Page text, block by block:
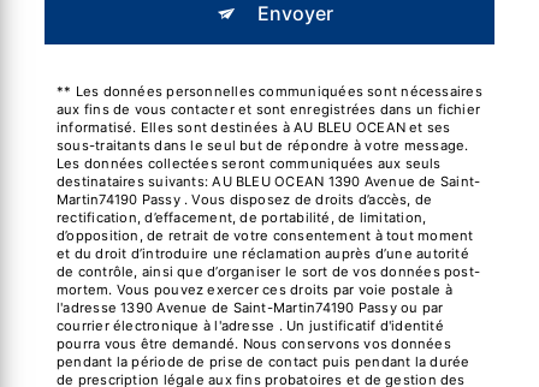
Envoyer
** Les données personnelles communiquées sont nécessaires
aux fins de vous contacter et sont enregistrées dans un fichier
informatisé. Elles sont destinées à AU BLEU OCEAN et ses
sous-traitants dans le seul but de répondre à votre message.
Les données collectées seront communiquées aux seuls
destinataires suivants: AU BLEU OCEAN 1390 Avenue de Saint-
Martin74190 Passy . Vous disposez de droits d’accès, de
rectification, d’effacement, de portabilité, de limitation,
d’opposition, de retrait de votre consentement à tout moment
et du droit d’introduire une réclamation auprès d’une autorité
de contrôle, ainsi que d’organiser le sort de vos données post-
mortem. Vous pouvez exercer ces droits par voie postale à
l'adresse 1390 Avenue de Saint-Martin74190 Passy ou par
courrier électronique à l'adresse . Un justificatif d'identité
pourra vous être demandé. Nous conservons vos données
pendant la période de prise de contact puis pendant la durée
de prescription légale aux fins probatoires et de gestion des